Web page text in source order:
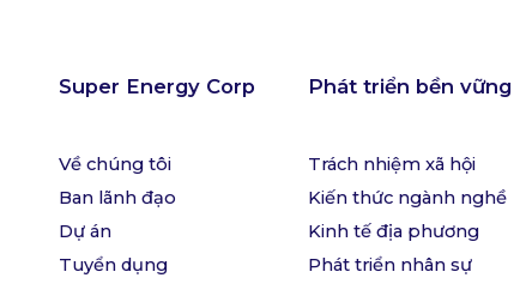
Super Energy Corp Phát triển bền vững
Về chúng tôi
Ban lãnh đạo
Dự án
Tuyển dụng
Trách nhiệm xã hội
Kiến thức ngành nghề
Kinh tế địa phương
Phát triển nhân sự